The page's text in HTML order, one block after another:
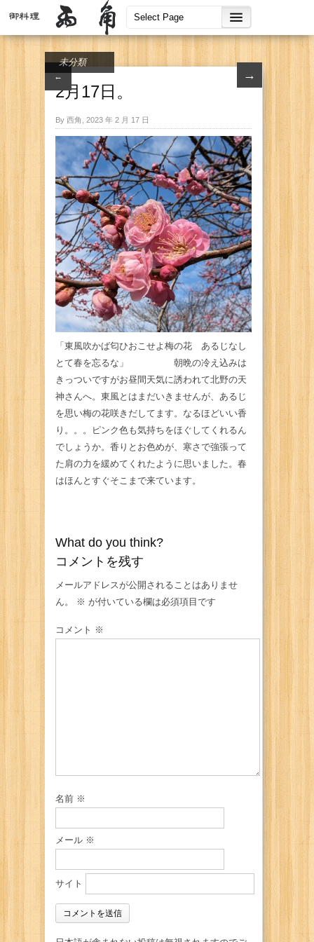
← →
未分類
2月17日。
By 西角, 2023 年 2 月 17 日
「東風吹かば匂ひおこせよ梅の花 あるじなし
とて春を忘るな」 朝晩の冷え込みは
きっついですがお昼間天気に誘われて北野の天
神さんへ。東風とはまだいきませんが、あるじ
を思い梅の花咲きだしてます。なるほどいい香
り。。。ピンク色も気持ちをほぐしてくれるん
でしょうか。香りとお色めが、寒さで強張って
た肩の力を緩めてくれたように思いました。春
はほんとすぐそこまで来ています。
What do you think?
コメントを残す
メールアドレスが公開されることはありませ
ん。
※ が付いている欄は必須項目です
コメント ※
名前 ※
メール ※
サイト